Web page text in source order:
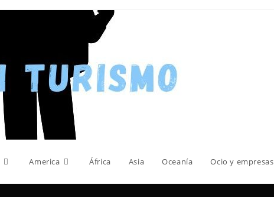
America África Asia Oceanía Ocio y empresas